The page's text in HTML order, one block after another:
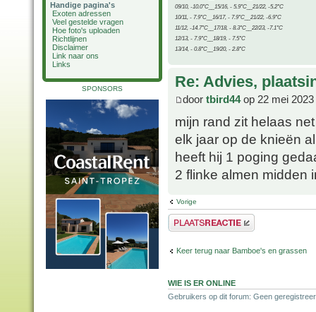
Handige pagina's
Exoten adressen
Veel gestelde vragen
Hoe foto's uploaden
Richtlijnen
Disclaimer
Link naar ons
Links
SPONSORS
09/10, -10.0°C__15/16, - 5.9°C__21/22, -5.2°C
10/11, - 7.9°C__16/17, - 7.9°C__21/22, -6.9°C
11/12, -14.7°C__17/18, - 8.3°C__22/23, -7.1°C
12/13, - 7.9°C__18/19, - 7.5°C
13/14, - 0.8°C__19/20, - 2.8°C
Re: Advies,
door tbird44op 22 mei 2023
mijn rand zit helaas
elk jaar op de knieën
heeft hij 1 poging
2 flinke almen midden
Vorige
Plaats een reactie
Keer terug naar Bamboe's en grassen
WIE IS ER ONLINE
Gebruikers op dit forum: Geen